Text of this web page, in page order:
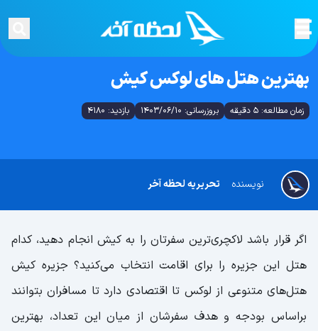
بهترین هتل های لوکس کیش
زمان مطالعه: 5 دقیقه بروزرسانی: 1403/06/10 بازدید: 4180
تحریریه لحظه آخر نویسنده
اگر قرار باشد لاکچری‌ترین سفرتان را به کیش انجام دهید، کدام
هتل این جزیره را برای اقامت انتخاب می‌کنید؟ جزیره کیش
هتل‌های متنوعی از لوکس تا اقتصادی دارد تا مسافران بتوانند
براساس بودجه و هدف سفرشان از میان این تعداد، بهترین